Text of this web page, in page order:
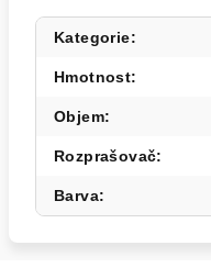
Kategorie:
Hmotnost:
Objem:
Rozprašovač:
Barva: